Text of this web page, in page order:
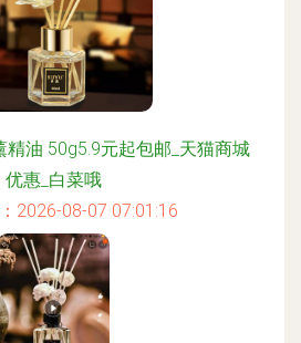
油 50g5.9元起包邮_天猫商城
优惠_白菜哦
2026-08-07 07:01:16